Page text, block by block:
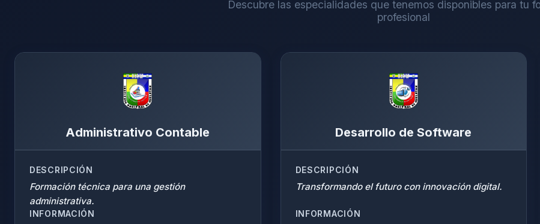
Descubre las especialidades que tenemos disponibles para tu
profesional
Administrativo Contable
DESCRIPCIÓN
Formación técnica para una gestión
administrativa.
INFORMACIÓN
Desarrollo de Software
DESCRIPCIÓN
Transformando el futuro con innovación digital.
INFORMACIÓN